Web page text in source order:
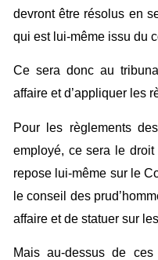
devront être résolus en
qui est lui-même issu du
Ce sera donc au
affaire et d’appliquer les
Pour les règlements
employé, ce sera le
repose lui-même sur le
le conseil des
affaire et de statuer sur
Mais au-dessus de